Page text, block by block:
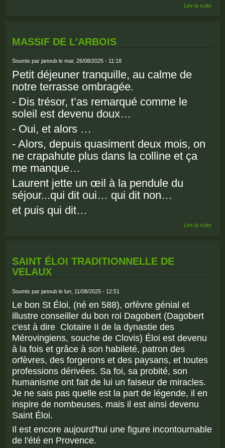
Lire la suitede
MASSIF DE L'ARBOIS
Soumis par janoub le mar, 26/08/2025 - 11:18
Petit déjeuner tranquille, au calme de
notre terrasse ombragée.
- Dis trésor, t’as remarqué comme le
soleil est devenu doux…
- Oui, et alors …
- Alors, depuis quasiment deux mois, on
ne crapahute plus dans la colline et ça
me manque…
Laurent jette un œil à la pendule du
séjour...qui dit oui… qui dit non…
et puis qui dit…
Lire la suitede
SAINT ÉLOI TRADITIONNELLE DE
VELAUX
Soumis par janoub le lun, 11/08/2025 - 12:51
Le bon St Éloi, (né en 588), orfèvre génial et
illustre conseiller du bon roi Dagobert (Dagobert
c'est à dire Clotaire II de la dynastie des
Mérovingiens, souche de Clovis) Éloi est devenu
à la fois et grâce à son habileté, patron des
orfèvres, des forgerons et des paysans, et toutes
professions dérivées. Sa foi, sa probité, son
humanisme ont fait de lui un faiseur de miracles.
Je ne sais pas quelle est la part de légende, il en
inspire de nombeuses, mais il est ainsi devenu
Saint Éloi.
Il est encore aujourd'hui une figure incontournable
de l'été en Provence.